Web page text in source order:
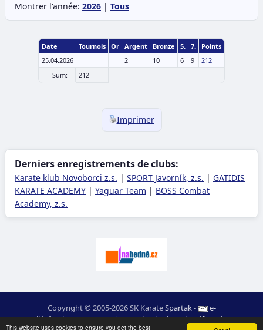
This website uses cookies to ensure you get the best
Montrer l'année: 2026 | Tous
Date Tournois Or Argent Bronze 5. 7.
Points
25.04.2026
2 10 6 9
212
Sum:
212
Imprimer
Derniers enregistrements de clubs:
Karate klub Novoborci z.s. | SPORT Javorník, z.s. | GATIDIS
KARATE ACADEMY | Yaguar Team | BOSS Combat
Academy, z.s.
Copyright © 2005-2026 SK KarateSpartak-
e-
mail:moc.ceretarak@ofni|Carte du site| Identifiant|RSS